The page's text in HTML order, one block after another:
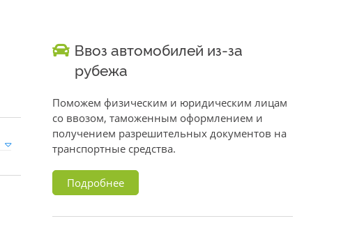
Ввоз автомобилей из-за
рубежа
Поможем физическим и юридическим лицам
со ввозом, таможенным оформлением и
получением разрешительных документов на
транспортные средства.
Подробнее